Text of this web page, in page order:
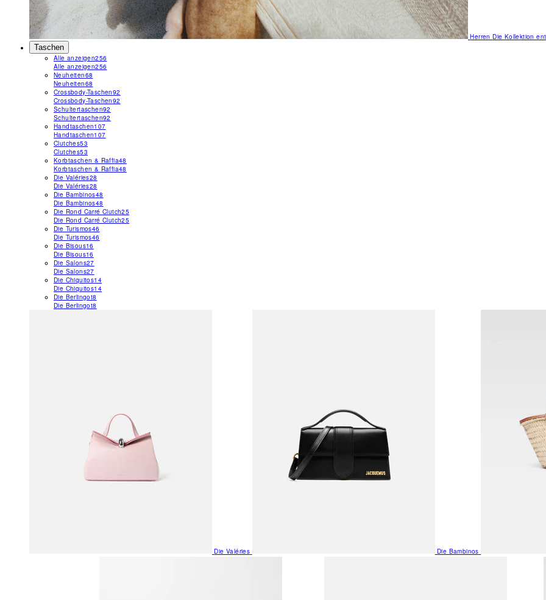
HerrenDie Kollektion
Taschen
Alle anzeigen256
Alle anzeigen256
Neuheiten68
Neuheiten68
Crossbody-Taschen92
Crossbody-Taschen92
Schultertaschen92
Schultertaschen92
Handtaschen107
Handtaschen107
Clutches53
Clutches53
Korbtaschen & Raffia48
Korbtaschen & Raffia48
Die Valéries28
Die Valéries28
Die Bambinos48
Die Bambinos48
Die Rond Carré Clutch25
Die Rond Carré Clutch25
Die Turismos46
Die Turismos46
Die Bisous16
Die Bisous16
Die Salons27
Die Salons27
Die Chiquitos14
Die Chiquitos14
Die Berlingot8
Die Berlingot8
Die Valéries Die Bambinos